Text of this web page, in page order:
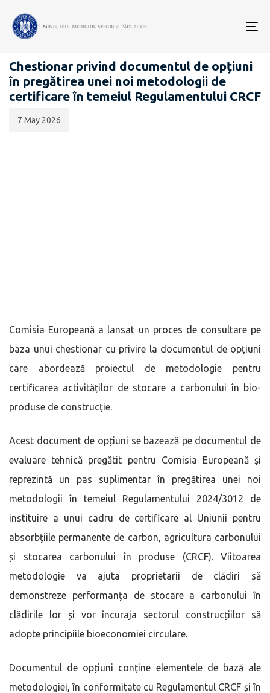
SCHIMBĂRI CLIMATICE
Chestionar privind documentul de opțiuni
în pregătirea unei noi metodologii de
certificare în temeiul Regulamentului CRCF
publicării:
7 May 2026
Comisia Europeană a lansat un proces de consultare pe
baza unui chestionar cu privire la documentul de opțiuni
care abordează proiectul de metodologie pentru
certificarea activităților de stocare a carbonului în bio-
produse de construcție.
Acest document de opțiuni se bazează pe documentul de
evaluare tehnică pregătit pentru Comisia Europeană și
reprezintă un pas suplimentar în pregătirea unei noi
metodologii în temeiul Regulamentului 2024/3012 de
instituire a unui cadru de certificare al Uniunii pentru
absorbțiile permanente de carbon, agricultura carbonului
și stocarea carbonului în produse (CRCF). Viitoarea
metodologie va ajuta proprietarii de clădiri să
demonstreze performanța de stocare a carbonului în
clădirile lor și vor încuraja sectorul construcțiilor să
adopte principiile bioeconomiei circulare.
Documentul de opțiuni conține elementele de bază ale
metodologiei, în conformitate cu Regulamentul CRCF și în